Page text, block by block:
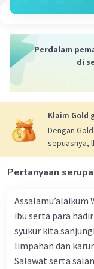
3.
beroperasi.
ini untuk
lokal
lebih luas,
4.
teknologi
Misalnya,
informasi
perangkat
keamanan
membantu
akhirnya
Perdalam
di
Klaim Gold
Dengan
sepuasnya,
Pertanyaan serupa
Assalamu’alaikum
ibu serta para
syukur kita
limpahan dan
Salawat serta